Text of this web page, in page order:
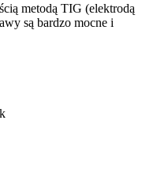
metodą TIG (elektrodą
są bardzo mocne i